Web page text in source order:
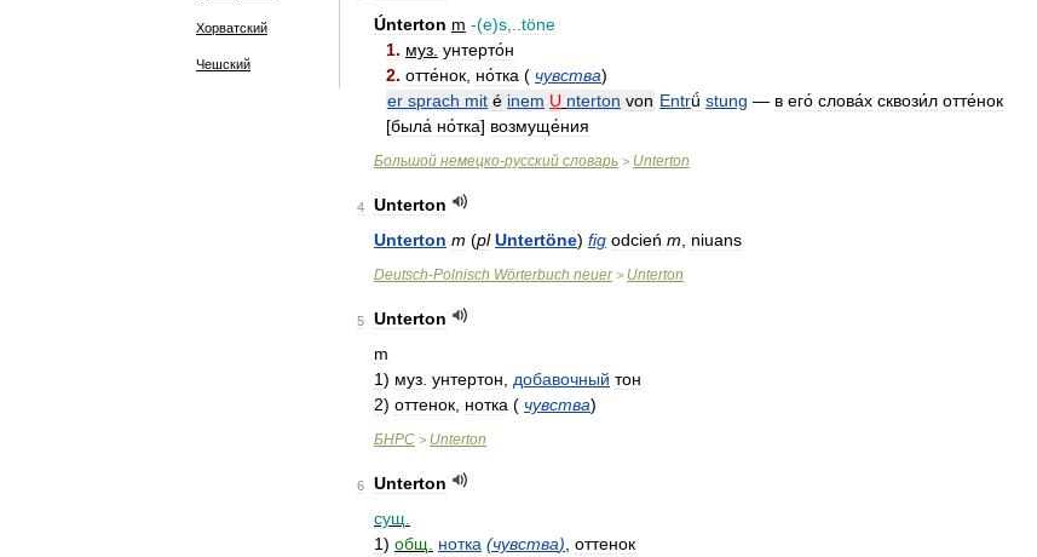
Хорватский
Чешский
Únterton m -(e)s
töne
1. муз унтерто́н
2. отте́нок но́тка ( чувства)
er sprach mit é inem U nterton von Entrǘ stung — в его́ слова́х сквози́л отте́нок
[была́ но́тка] возмуще́ния
Большой немецко-русский словарь > Unterton
4
Unterton
Unterton m (pl Untertöne) fig odcień m niuans
Deutsch-Polnisch Wörterbuch neuer> Unterton
5
Unterton
m
1) муз унтертон добавочный тон
2) оттенок нотка ( чувства)
БНРС > Unterton
6
Unterton
сущ
1) общ нотка (чувства) оттенок